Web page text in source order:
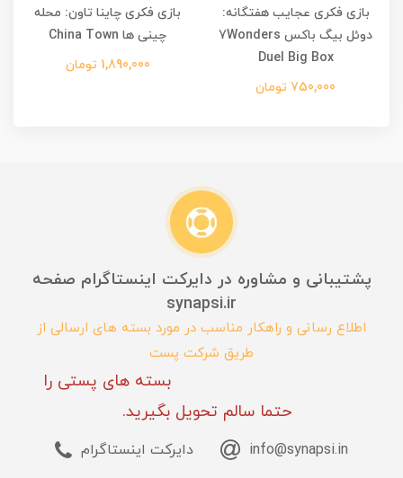
بازی فکری عجایب هفتگانه:
دوئل بیگ باکس 7Wonders
Duel Big Box
750,000 تومان
بازی فکری چاینا تاون: محله
چینی ها China Town
1,890,000 تومان
پشتیبانی و مشاوره در دایرکت اینستاگرام صفحه
synapsi.ir
اطلاع رسانی و راهکار مناسب در مورد بسته های ارسالی از
طریق شرکت پست
بسته های پستی را
حتما سالم تحویل بگیرید.
info@synapsi.in دایرکت اینستاگرام